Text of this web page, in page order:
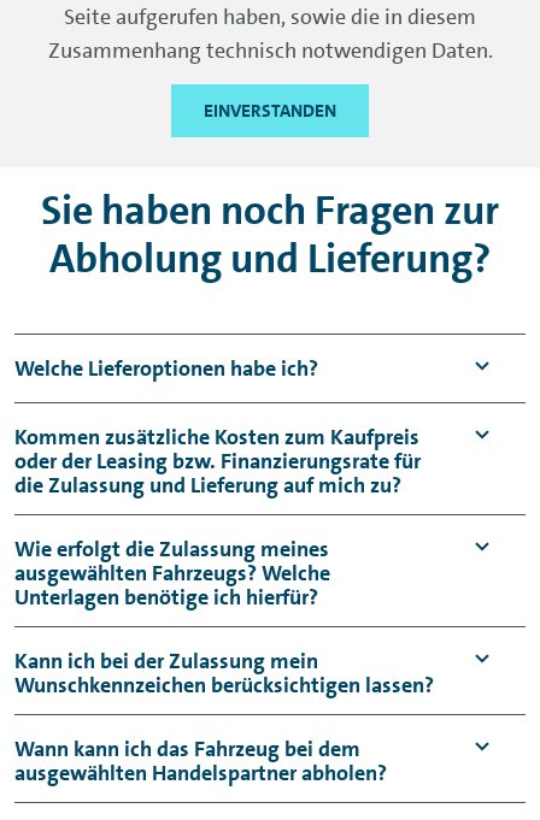
Seite aufgerufen haben, sowie die in diesem
Zusammenhang technisch notwendigen Daten.
EINVERSTANDEN
Sie haben noch Fragen zur
Abholung und Lieferung?
Welche Lieferoptionen habe ich?
Sie können Ihr Wunschfahrzeug entweder bei
einem unserer deutschlandweit ca. 400
Handelspartnerabholenoder aber wir liefern
Hause.
Kommen zusätzliche Kosten zum Kaufpreis
oder der Leasing bzw. Finanzierungsrate für
die Zulassung und Lieferung auf mich zu?​
Bei einer Finanzierung oder einem Leasing
übernehmen wir selbstverständlich die
Kosten für Fahrzeugzulassung und auch den
unserer ausliefernden Handelspartner für Sie.
Entscheiden Sie sich für einen Online-Kauf,
so werden Ihnen die entsprechenden
Transport- und Zulassungskosten bei der
Auswahl der Lieferoption angezeigt.
Wie erfolgt die Zulassung meines
ausgewählten Fahrzeugs?​ Welche
Unterlagen benötige ich hierfür?
Wir beauftragen für Sie dieZulassung
unseren Zulassungspartner. Von diesem
erhalten Sie nach Beauftragung weitere
Details zu den von Ihnen benötigten
Angaben wie Ihre Bankverbindung für die
Kann ich bei der Zulassung mein
Wunschkennzeichen berücksichtigen lassen?
Ja, lassen Sie hierfür einfach unserem
Zulassungspartner Ihre
Reservierungsbestätigung zukommen, die
Wann kann ich das Fahrzeug bei dem
ausgewählten Handelspartner abholen?